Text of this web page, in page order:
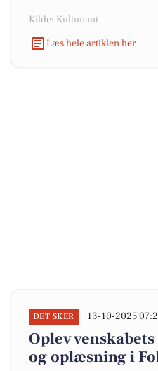
Kilde: Kultunaut
Læs hele artiklen her
DET SKER 13-10-2025
Oplev
og oplæsning i